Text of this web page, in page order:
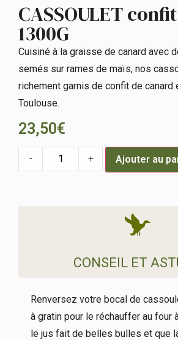
CASSOULET
1300G
Cuisiné à la graisse de canard avec
semés sur rames de maïs, nos
richement garnis de confit de
Toulouse.
23,50€
- + Ajouter au
CONSEIL ET
Renversez votre bocal de
à gratin pour le réchauffer au four
le jus fait de belles bulles et que